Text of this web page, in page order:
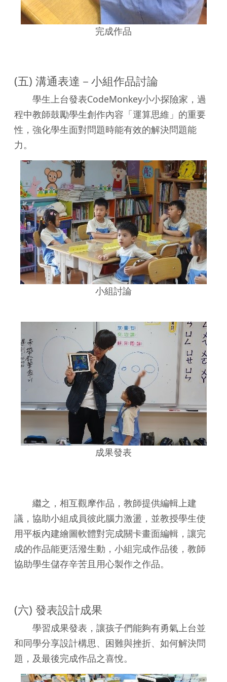
完成作品
(五) 溝通表達－小組作品討論
學生上台發表CodeMonkey小小探險家，過
程中教師鼓勵學生創作內容「運算思維」的重要
性，強化學生面對問題時能有效的解決問題能
力。
小組討論
成果發表
繼之，相互觀摩作品，教師提供編輯上建
議，協助小組成員彼此腦力激盪，並教授學生使
用平板內建繪圖軟體對完成關卡畫面編輯，讓完
成的作品能更活潑生動，小組完成作品後，教師
協助學生儲存辛苦且用心製作之作品。
(六) 發表設計成果
學習成果發表，讓孩子們能夠有勇氣上台並
和同學分享設計構思、困難與挫折、如何解決問
題，及最後完成作品之喜悅。